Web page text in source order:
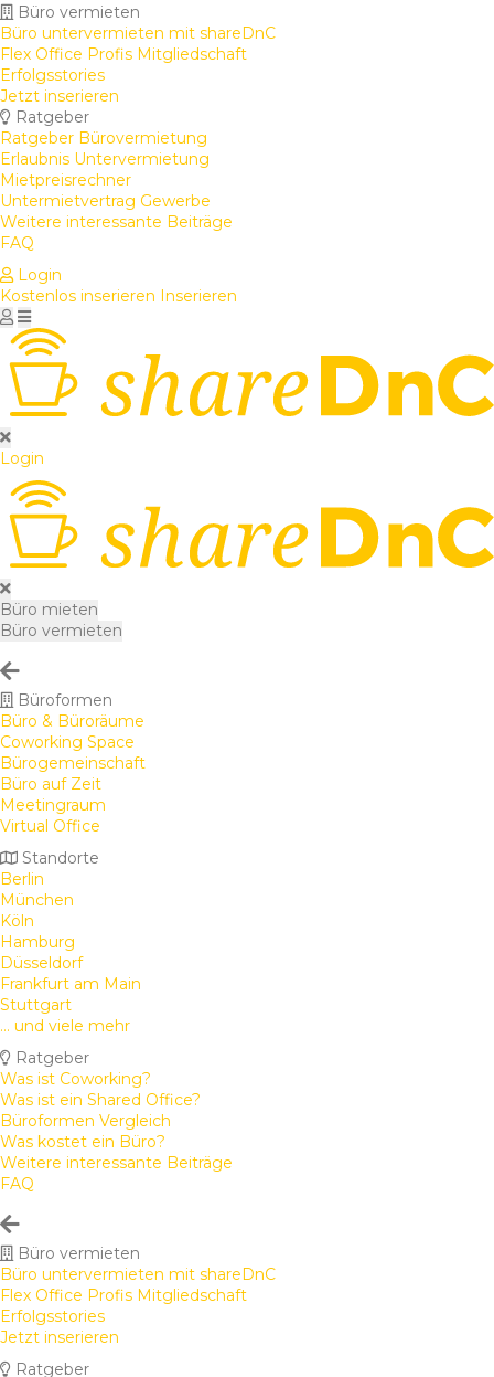
Büro vermieten
Büro untervermieten mit shareDnC
Flex Office Profis Mitgliedschaft
Erfolgsstories
Jetzt inserieren
Ratgeber
Ratgeber Bürovermietung
Erlaubnis Untervermietung
Mietpreisrechner
Untermietvertrag Gewerbe
Weitere interessante Beiträge
FAQ
Login
Kostenlos inserieren Inserieren
Login
Büro mieten
Büro vermieten
Büroformen
Büro & Büroräume
Coworking Space
Bürogemeinschaft
Büro auf Zeit
Meetingraum
Virtual Office
Standorte
Berlin
München
Köln
Hamburg
Düsseldorf
Frankfurt am Main
Stuttgart
... und viele mehr
Ratgeber
Was ist Coworking?
Was ist ein Shared Office?
Büroformen Vergleich
Was kostet ein Büro?
Weitere interessante Beiträge
FAQ
Büro vermieten
Büro untervermieten mit shareDnC
Flex Office Profis Mitgliedschaft
Erfolgsstories
Jetzt inserieren
Ratgeber